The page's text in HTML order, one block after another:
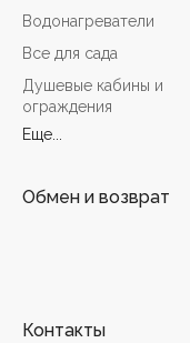
Водонагреватели
Все для сада
Душевые кабины и
ограждения
Еще...
Обмен и возврат
Контакты